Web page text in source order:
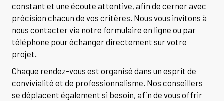
constant et une écoute attentive, afin de cerner avec
précision chacun de vos critères. Nous vous invitons à
nous contacter via notre formulaire en ligne ou par
téléphone pour échanger directement sur votre
projet.
Chaque rendez-vous est organisé dans un esprit de
convivialité et de professionnalisme. Nos conseillers
se déplacent également si besoin, afin de vous offrir